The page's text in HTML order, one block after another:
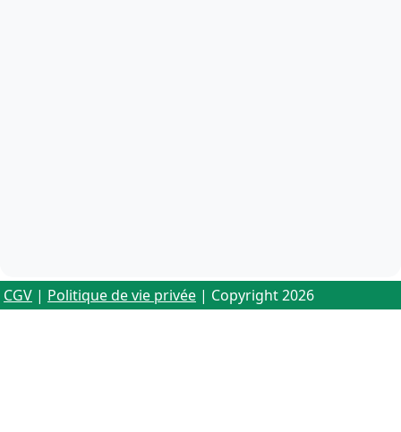
CGV | Politique de vie privée | Copyright 2026